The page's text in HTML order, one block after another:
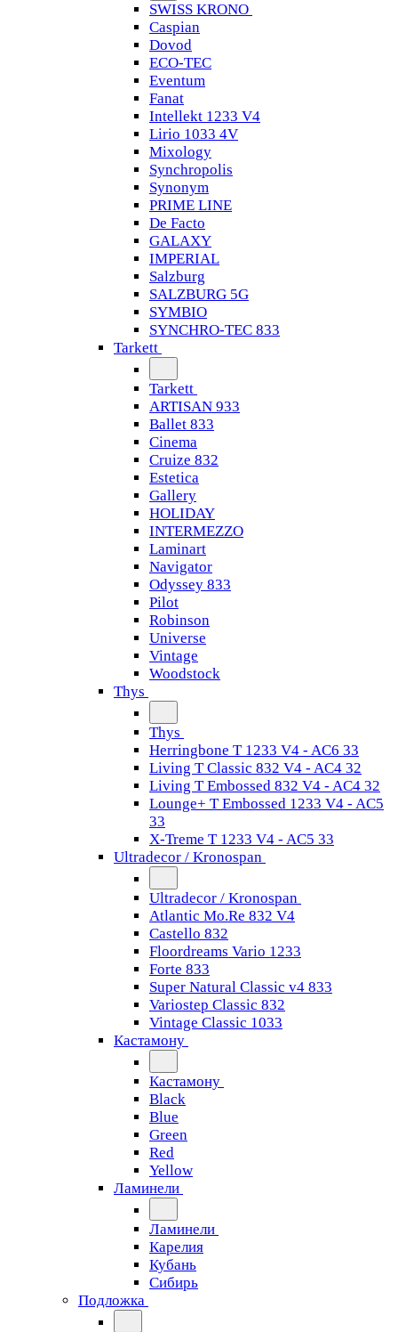
SWISS KRONO
Caspian
Dovod
ECO-TEC
Eventum
Fanat
Intellekt 1233 V4
Lirio 1033 4V
Mixology
Synchropolis
Synonym
PRIME LINE
De Facto
GALAXY
IMPERIAL
Salzburg
SALZBURG 5G
SYMBIO
SYNCHRO-TEC 833
Tarkett
Tarkett
ARTISAN 933
Ballet 833
Cinema
Cruize 832
Estetica
Gallery
HOLIDAY
INTERMEZZO
Laminart
Navigator
Odyssey 833
Pilot
Robinson
Universe
Vintage
Woodstock
Thys
Thys
Herringbone T 1233 V4 - AC6 33
Living T Classic 832 V4 - AC4 32
Living T Embossed 832 V4 - AC4 32
Lounge+ T Embossed 1233 V4 - AC5
33
X-Treme T 1233 V4 - AC5 33
Ultradecor / Kronospan
Ultradecor / Kronospan
Atlantic Mo.Re 832 V4
Castello 832
Floordreams Vario 1233
Forte 833
Super Natural Classic v4 833
Variostep Classic 832
Vintage Classic 1033
Кастамону
Кастамону
Black
Blue
Green
Red
Yellow
Ламинели
Ламинели
Карелия
Кубань
Сибирь
Подложка